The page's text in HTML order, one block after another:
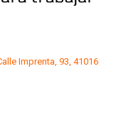
Imprenta, 93, 41016